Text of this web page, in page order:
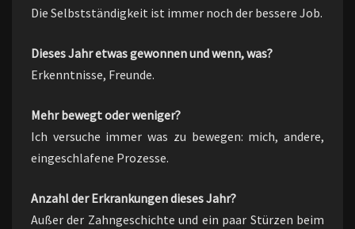
Die Selbstständigkeit ist immer noch der bessere Job.
Dieses Jahr etwas gewonnen und wenn, was?
Erkenntnisse, Freunde.
Mehr bewegt oder weniger?
Ich versuche immer was zu bewegen: mich, andere,
eingeschlafene Prozesse.
Anzahl der Erkrankungen dieses Jahr?
Außer der Zahngeschichte und ein paar Stürzen beim